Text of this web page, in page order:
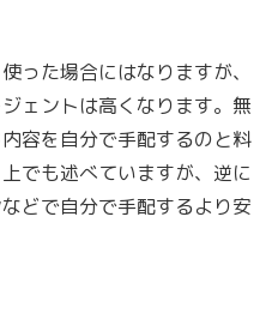
った場合にはなりますが、
ェントは高くなります。無
容を自分で手配するのと料
でも述べていますが、逆に
どで自分で手配するより安